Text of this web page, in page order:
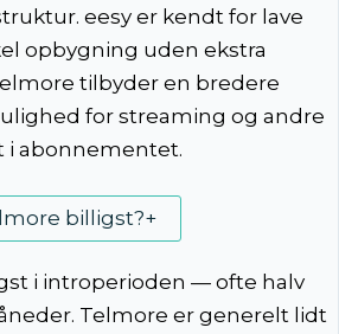
eesy er kendt for lave
opbygning uden ekstra
tilbyder en bredere
for streaming og andre
i abonnementet.
billigst?+
i introperioden — ofte halv
Telmore er generelt lidt